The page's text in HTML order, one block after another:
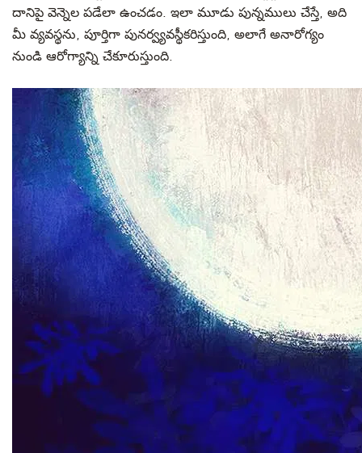
దానిపై వెన్నెల పడేలా ఉంచడం. ఇలా మూడు పున్నములు చేస్తే, అది
మీ వ్యవస్థను, పూర్తిగా పునర్వ్యవస్థీకరిస్తుంది, అలాగే అనారోగ్యం
నుండి ఆరోగ్యాన్ని చేకూరుస్తుంది.